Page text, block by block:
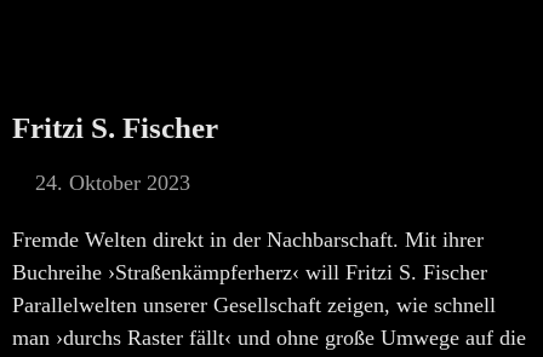
Fritzi S. Fischer
24. Oktober 2023
Fremde Welten direkt in der Nachbarschaft. Mit ihrer
Buchreihe ›Straßenkämpferherz‹ will Fritzi S. Fischer
Parallelwelten unserer Gesellschaft zeigen, wie schnell
man ›durchs Raster fällt‹ und ohne große Umwege auf die